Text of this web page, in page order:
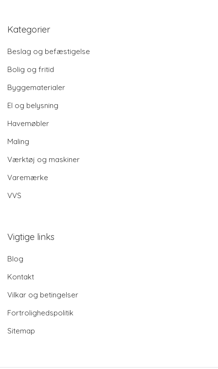
Kategorier
Beslag og befæstigelse
Bolig og fritid
Byggematerialer
El og belysning
Havemøbler
Maling
Værktøj og maskiner
Varemærke
VVS
Vigtige links
Blog
Kontakt
Vilkar og betingelser
Fortrolighedspolitik
Sitemap